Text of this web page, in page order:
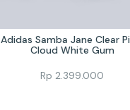
Adidas Samba Jane Clear
Cloud White Gum
Rp 2.399.000